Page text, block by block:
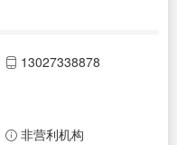
13027338878
非营利机构